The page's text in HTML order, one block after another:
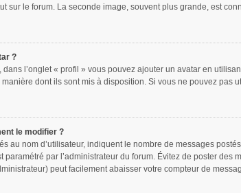
sur le forum. La seconde image, souvent plus grande, est
?
l’onglet « profil » vous pouvez ajouter un avatar en
dont ils sont mis à disposition. Si vous ne pouvez pas
le modifier ?
au nom d’utilisateur, indiquent le nombre de messages
paramétré par l’administrateur du forum. Évitez de poster
peut facilement abaisser votre compteur de